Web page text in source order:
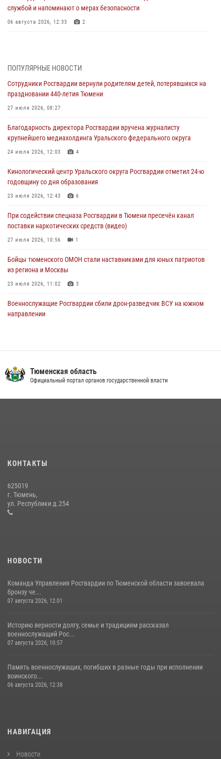
службой и напоминают о мерах безопасности
06 августа 2026, 12:33 2
06 августа 2026, 04:41 3
Росгвардейцы в Тюменской области почтили память генерала
армии Ивана Кирилловича Яковлева
05 августа 2026, 11:03
В Тюмени офицер Росгвардии в радиоэфире напомнил гражданам о
мерах безопасного владения оружием
05 августа 2026, 09:56
Военнослужащие Росгвардии сбили дрон-разведчик ВСУ на южном
направлении
05 августа 2026, 05:35
Стальной характер продемонстрировали росгвардейцы в ходе
масштабных спортивных событий на Урале
05 августа 2026, 05:22
ПОПУЛЯРНЫЕ НОВОСТИ
Сотрудники Росгвардии вернули родителям детей, потерявшихся на
праздновании 440-летия Тюмени
27 июля 2026, 08:27
Благодарность директора Росгвардии вручена журналисту
крупнейшего медиахолдинга Уральского федерального округа
24 июля 2026, 12:03 4
Кинологический центр Уральского округа Росгвардии отметил 24-ю
годовщину со дня образования
23 июля 2026, 12:43 6
При содействии спецназа Росгвардии в Тюмени пресечён канал
поставки наркотических средств (видео)
27 июля 2026, 10:56 1
Бойцы тюменского ОМОН стали наставниками для юных патриотов
из региона и Москвы
23 июля 2026, 11:02 3
Военнослужащие Росгвардии сбили дрон-разведчик ВСУ на южном
направлении
03 августа 2026, 07:23 1
Сотрудники тюменского СОБР "Сова" отработали навыки
десантирования на Урале
16 июля 2026, 10:42
Тюменская область
Официальный портал органов государственной власти
КОНТАКТЫ
625019
г. Тюмень,
ул. Республики д.254
НОВОСТИ
Команда Управления Росгвардии по Тюменской области завоевала
бронзу че...
07 августа 2026, 12:01
Историю верности долгу, семье и традициям рассказал
военнослужащий Рос...
07 августа 2026, 10:57
Память военнослужащих, погибших в разные годы при исполнении
воинского...
06 августа 2026, 12:38
НАВИГАЦИЯ
Новости